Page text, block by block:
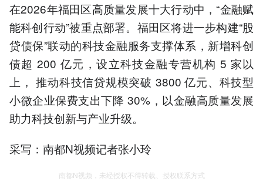
在2026年福田区高质量发展十大行动中，“金融赋
能科创行动”被重点部署。福田区将进一步构建“股
贷债保”联动的科技金融服务支撑体系，新增科创
债超 200 亿元，设立科技金融专营机构 5 家以
上， 推动科技信贷规模突破 3800 亿元、科技型
小微企业保费支出下降 30%，以金融高质量发展
助力科技创新与产业升级。
采写：南都N视频记者张小玲
南都N视频，未经授权不得转载、授权联系方式